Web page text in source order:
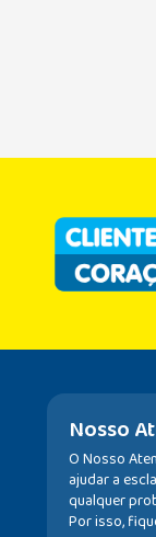
Nosso
O Nosso
ajudar a
qualquer
Por isso,